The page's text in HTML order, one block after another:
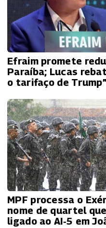
Efraim promete
Paraíba; Lucas
o tarifaço de Trump”
MPF processa o
nome de quartel
ligado ao AI‑5 em